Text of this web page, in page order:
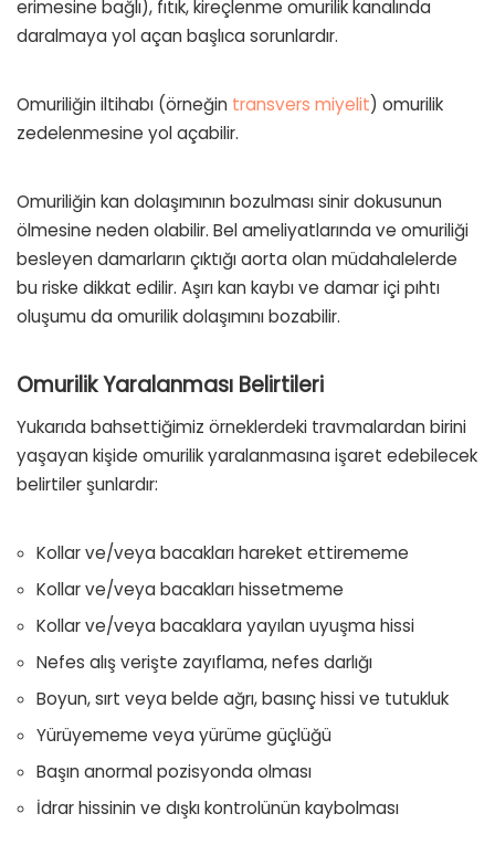
erimesine bağlı), fıtık, kireçlenme omurilik kanalında
daralmaya yol açan başlıca sorunlardır.
Omuriliğin iltihabı (örneğin transvers miyelit) omurilik
zedelenmesine yol açabilir.
Omuriliğin kan dolaşımının bozulması sinir dokusunun
ölmesine neden olabilir. Bel ameliyatlarında ve omuriliği
besleyen damarların çıktığı aorta olan müdahalelerde
bu riske dikkat edilir. Aşırı kan kaybı ve damar içi pıhtı
oluşumu da omurilik dolaşımını bozabilir.
Omurilik Yaralanması Belirtileri
Yukarıda bahsettiğimiz örneklerdeki travmalardan birini
yaşayan kişide omurilik yaralanmasına işaret edebilecek
belirtiler şunlardır:
Kollar ve/veya bacakları hareket ettirememe
Kollar ve/veya bacakları hissetmeme
Kollar ve/veya bacaklara yayılan uyuşma hissi
Nefes alış verişte zayıflama, nefes darlığı
Boyun, sırt veya belde ağrı, basınç hissi ve tutukluk
Yürüyememe veya yürüme güçlüğü
Başın anormal pozisyonda olması
İdrar hissinin ve dışkı kontrolünün kaybolması